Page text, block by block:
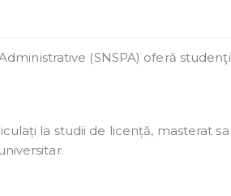
(SNSPA) oferă
la studii de licență, masterat